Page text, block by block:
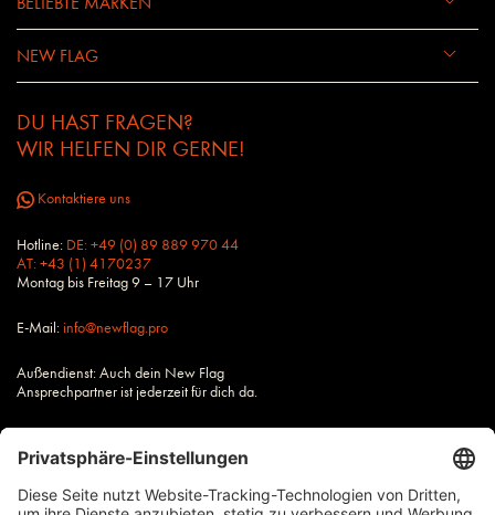
NEW FLAG
DU HAST FRAGEN?
WIR HELFEN DIR GERNE!
Kontaktiere uns
Hotline: DE: +49 (0) 89 889 970 44
AT: +43 (1) 4170237
Montag bis Freitag 9 – 17 Uhr
E-Mail:info@newflag.pro
Außendienst: Auch dein New Flag
Ansprechpartner ist jederzeit für dich da.
Alle Preise zzgl. Steuern und Versandkosten, wenn nicht anders
beschrieben.